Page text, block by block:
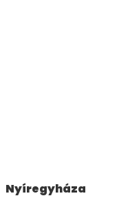
Nyíregyháza